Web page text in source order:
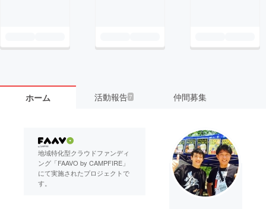
ホーム 活動報告7 仲間募集
地域特化型クラウドファンディ
ング「FAAVO by CAMPFIRE」
にて実施されたプロジェクトで
す。